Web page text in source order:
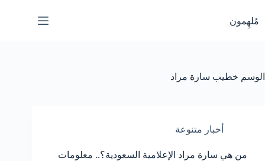
إلى
المحتوى
مُلهِمون
الوسم خطيب سارة مراد
أخبار متنوعة
من هي سارة مراد الإعلامية السعودية؟.. معلومات